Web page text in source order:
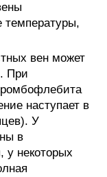
температуры,
вен может
При
наступает в
У
в
у некоторых